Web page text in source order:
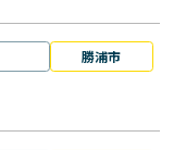
勝浦市